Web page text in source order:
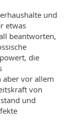
und
etwas
beantworten,
die
aber vor allem
von
und